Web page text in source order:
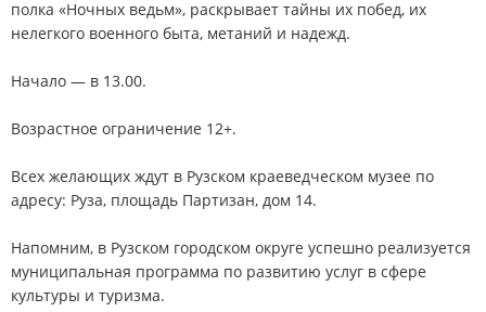
полка «Ночных ведьм», раскрывает тайны их побед, их
нелегкого военного быта, метаний и надежд.
Начало — в 13.00.
Возрастное ограничение 12+.
Всех желающих ждут в Рузском краеведческом музее по
адресу: Руза, площадь Партизан, дом 14.
Напомним, в Рузском городском округе успешно реализуется
муниципальная программа по развитию услуг в сфере
культуры и туризма.